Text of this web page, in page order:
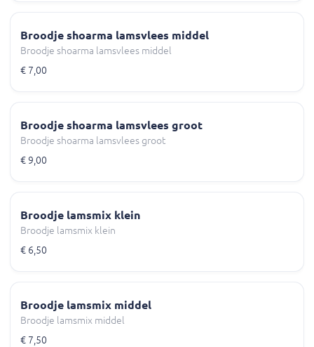
Broodje shoarma lamsvlees middel
Broodje shoarma lamsvlees middel
€ 7,00
Broodje shoarma lamsvlees groot
Broodje shoarma lamsvlees groot
€ 9,00
Broodje lamsmix klein
Broodje lamsmix klein
€ 6,50
Broodje lamsmix middel
Broodje lamsmix middel
€ 7,50